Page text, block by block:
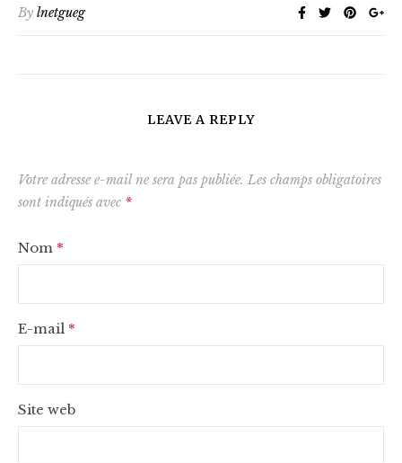
By lnetgueg
LEAVE A REPLY
Votre adresse e-mail ne sera pas publiée. Les champs obligatoires
sont indiqués avec *
Nom *
E-mail *
Site web